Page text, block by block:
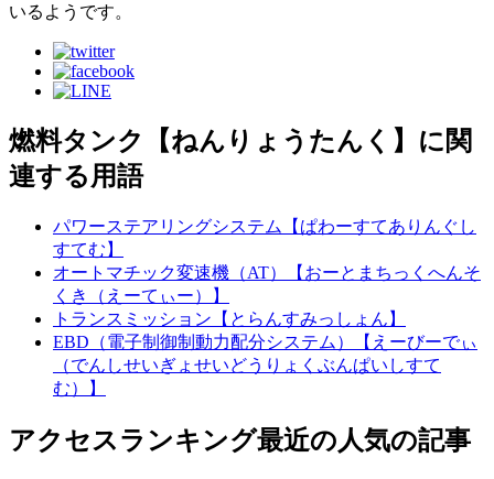
いるようです。
燃料タンク【ねんりょうたんく】に関
連する用語
パワーステアリングシステム【ぱわーすてありんぐし
すてむ】
オートマチック変速機（AT）【おーとまちっくへんそ
くき（えーてぃー）】
トランスミッション【とらんすみっしょん】
EBD（電子制御制動力配分システム）【えーびーでぃ
（でんしせいぎょせいどうりょくぶんぱいしすて
む）】
アクセスランキング最近の人気の記事